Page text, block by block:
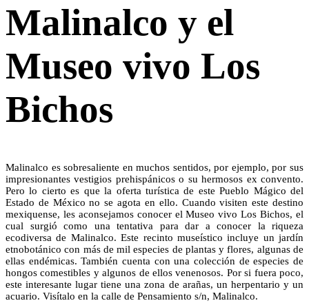
Malinalco y el
Museo vivo Los
Bichos
Malinalco es sobresaliente en muchos sentidos, por ejemplo, por sus
impresionantes vestigios prehispánicos o su hermosos ex convento.
Pero lo cierto es que la oferta turística de este Pueblo Mágico del
Estado de México no se agota en ello. Cuando visiten este destino
mexiquense, les aconsejamos conocer el Museo vivo Los Bichos, el
cual surgió como una tentativa para dar a conocer la riqueza
ecodiversa de Malinalco. Este recinto museístico incluye un jardín
etnobotánico con más de mil especies de plantas y flores, algunas de
ellas endémicas. También cuenta con una colección de especies de
hongos comestibles y algunos de ellos venenosos. Por si fuera poco,
este interesante lugar tiene una zona de arañas, un herpentario y un
acuario. Visítalo en la calle de Pensamiento s/n, Malinalco.